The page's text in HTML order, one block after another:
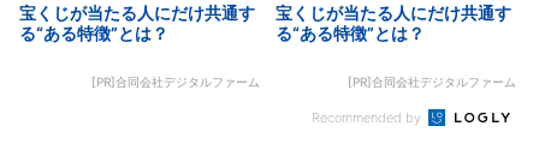
宝くじが当たる人にだけ共通す
る“ある特徴”とは？
[PR]合同会社デジタルファーム
宝くじが当たる人にだけ共通す
る“ある特徴”とは？
[PR]合同会社デジタルファーム
Recommended by